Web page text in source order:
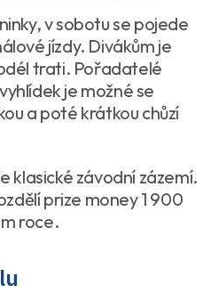
v sobotu se pojede
jízdy. Divákům je
trati. Pořadatelé
je možné se
a poté krátkou chůzí
klasické závodní zázemí.
prize money 1 900
roce.